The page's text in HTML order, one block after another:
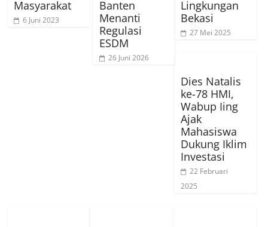
Masyarakat
6 Juni 2023
Banten
Menanti
Regulasi
ESDM
26 Juni 2026
Lingkungan
Bekasi
27 Mei 2025
Dies Natalis
ke-78 HMI,
Wabup Iing
Ajak
Mahasiswa
Dukung Iklim
Investasi
22 Februari
2025